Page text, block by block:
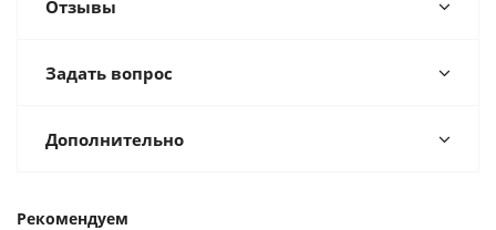
Отзывы
Задать вопрос
Дополнительно
Рекомендуем